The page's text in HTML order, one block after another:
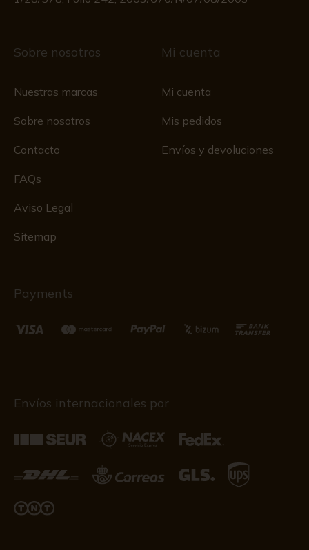
Sobre nosotros
Nuestras marcas
Sobre nosotros
Contacto
FAQs
Aviso Legal
Sitemap
Mi cuenta
Mi cuenta
Mis pedidos
Envíos y devoluciones
Payments
Envíos internacionales por